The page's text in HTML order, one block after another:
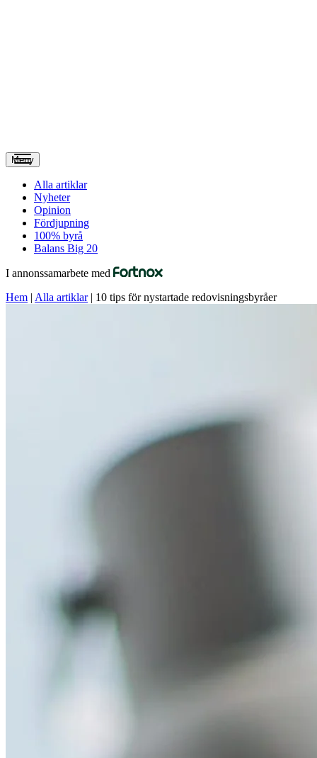
Meny
Alla artiklar
Nyheter
Opinion
Fördjupning
100% byrå
Balans Big 20
I annonssamarbete med
Hem | Alla artiklar| 10 tips för nystartade redovisningsbyråer